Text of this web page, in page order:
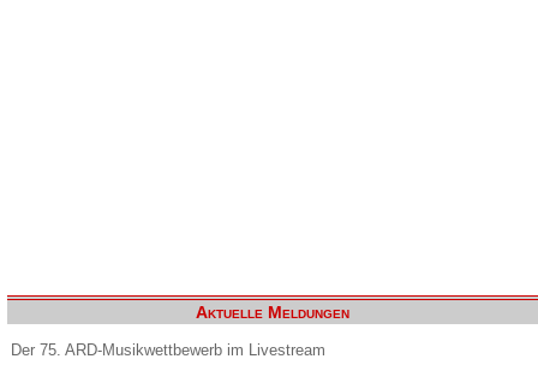
Aktuelle Meldungen
Der 75. ARD-Musikwettbewerb im Livestream